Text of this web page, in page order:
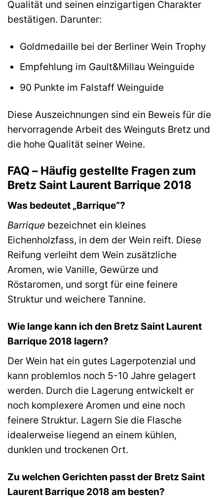
Qualität und seinen einzigartigen Charakter
bestätigen. Darunter:
Goldmedaille bei der Berliner Wein Trophy
Empfehlung im Gault&Millau Weinguide
90 Punkte im Falstaff Weinguide
Diese Auszeichnungen sind ein Beweis für die
hervorragende Arbeit des Weinguts Bretz und
die hohe Qualität seiner Weine.
FAQ – Häufig gestellte Fragen zum
Bretz Saint Laurent Barrique 2018
Was bedeutet „Barrique“?
Barrique bezeichnet ein kleines
Eichenholzfass, in dem der Wein reift. Diese
Reifung verleiht dem Wein zusätzliche
Aromen, wie Vanille, Gewürze und
Röstaromen, und sorgt für eine feinere
Struktur und weichere Tannine.
Wie lange kann ich den Bretz Saint Laurent
Barrique 2018 lagern?
Der Wein hat ein gutes Lagerpotenzial und
kann problemlos noch 5-10 Jahre gelagert
werden. Durch die Lagerung entwickelt er
noch komplexere Aromen und eine noch
feinere Struktur. Lagern Sie die Flasche
idealerweise liegend an einem kühlen,
dunklen und trockenen Ort.
Zu welchen Gerichten passt der Bretz Saint
Laurent Barrique 2018 am besten?